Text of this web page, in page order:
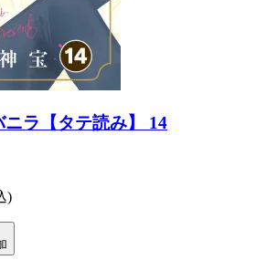
ニラ【タテ読み】 14
)